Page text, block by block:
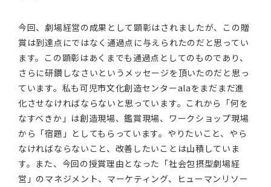
今回、劇場経営の成果として顕彰はされましたが、この贈
賞は到達点にではなく通過点に与えられたのだと思ってい
ます。この顕彰はあくまでも通過点としてのものであり、
さらに研鑽しなさいというメッセージを頂いたのだと思っ
ています。私も可児市文化創造センターalaをまだまだ進
化させなければならないと思っています。これから「何を
なすべきか」は創造現場、鑑賞現場、ワークショップ現場
から「宿題」としてもらっています。やりたいこと、やら
なければならないこと、改善したいことは山積していま
す。また、今回の授賞理由となった「社会包摂型劇場経
営」のマネジメント、マーケティング、ヒューマンリソー